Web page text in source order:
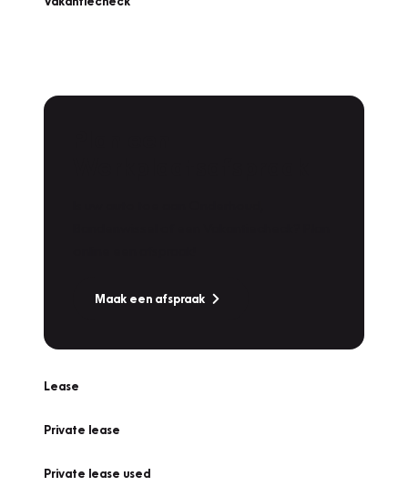
Maak een afspraak
Lease
Private lease
Private lease used